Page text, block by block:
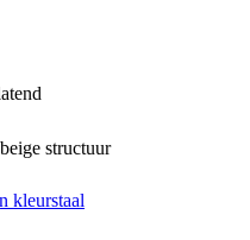
structuur
kleurstaal